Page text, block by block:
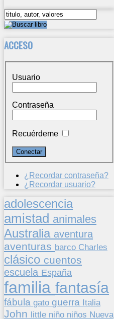
ACCESO
Usuario
Contraseña
Recuérdeme
¿Recordar contraseña?
¿Recordar usuario?
adolescencia
amistad animales
Australia aventura
aventuras barco Charles
clásico cuentos
escuela España
familia fantasía
fábula gato guerra Italia
John little niño niños Nueva